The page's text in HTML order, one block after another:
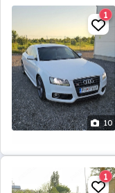
10
1
1